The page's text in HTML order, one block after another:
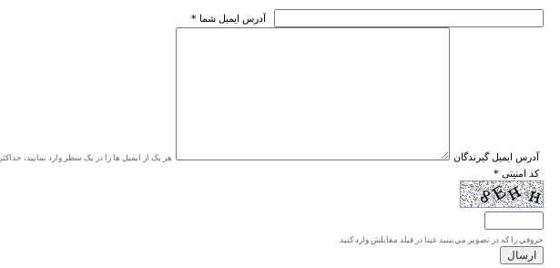
* آدرس ايميل شما
* آدرس ايميل گيرندگان هر یک از ایمیل ها را در یک سطر وارد نمایید، حداکثر ۲۰ آدرس
* کد امنیتی
حروفي را كه در تصوير مي‌بينيد عينا در فيلد مقابلش وارد كنيد